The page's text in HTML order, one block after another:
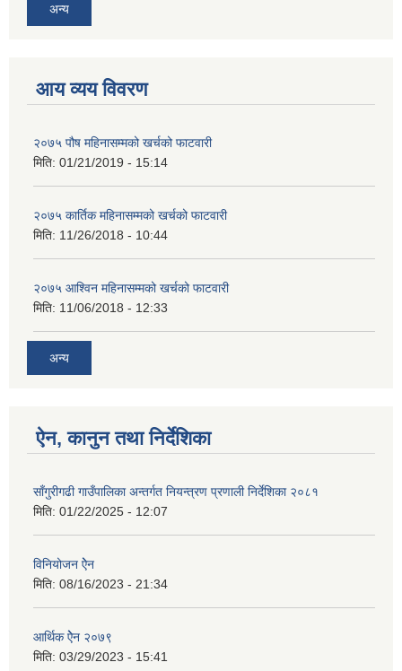
अन्य
आय व्यय विवरण
२०७५ पौष महिनासम्मको खर्चको फाटवारी
मिति: 01/21/2019 - 15:14
२०७५ कार्तिक महिनासम्मको खर्चको फाटवारी
मिति: 11/26/2018 - 10:44
२०७५ आश्विन महिनासम्मको खर्चको फाटवारी
मिति: 11/06/2018 - 12:33
अन्य
ऐन, कानुन तथा निर्देशिका
साँगुरीगढी गाउँपालिका अन्तर्गत नियन्त्रण प्रणाली निर्देशिका २०८१
मिति: 01/22/2025 - 12:07
विनियोजन ऐेन
मिति: 08/16/2023 - 21:34
आर्थिक ऐेन २०७९
मिति: 03/29/2023 - 15:41